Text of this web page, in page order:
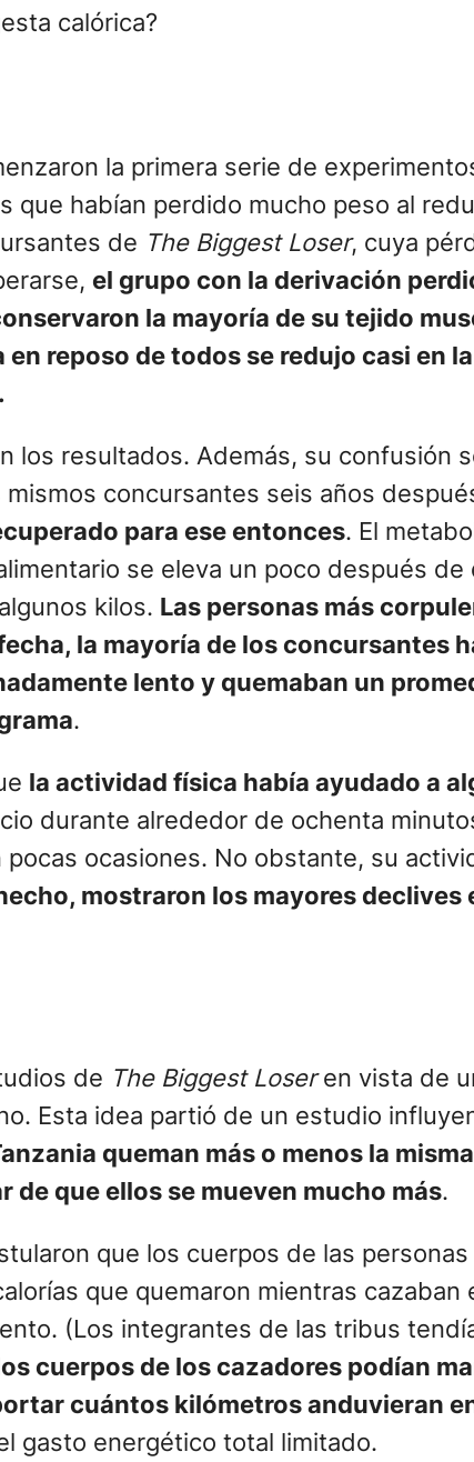
calórica?
la primera serie de
habían perdido mucho peso al
de The Biggest Loser, cuya
el grupo con la derivación
la mayoría de su tejido
reposo de todos se redujo casi en
los resultados. Además, su confusión
concursantes seis años
para ese entonces. El
se eleva un poco después
kilos. Las personas más
la mayoría de los concursantes
lento y quemaban un
.
la actividad física había ayudado a
durante alrededor de ochenta
ocasiones. No obstante, su
mostraron los mayores declives
de The Biggest Loseren vista de
Esta idea partió de un estudio
queman más o menos la
de que ellos se mueven mucho más.
que los cuerpos de las
que quemaron mientras cazaban
(Los integrantes de las tribus
cuerpos de los cazadores podían
cuántos kilómetros anduvieran
gasto energético total limitado.